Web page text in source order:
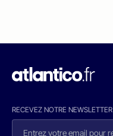
RECEVEZ NOTRE NEWSLETTER